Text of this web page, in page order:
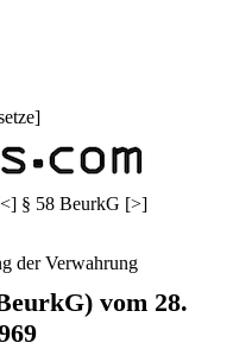
]
<] § 58 BeurkG [>]
der Verwahrung
vom 28.